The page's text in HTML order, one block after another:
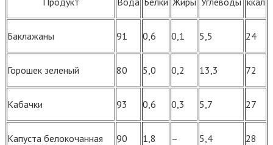
Баклажаны 91 0,6 0,1 5,5 24
Горошек зеленый 80 5,0 0,2 13,3 72
Кабачки 93 0,6 0,3 5,7 27
Капуста белокочанная 90 1,8 – 5,4 28